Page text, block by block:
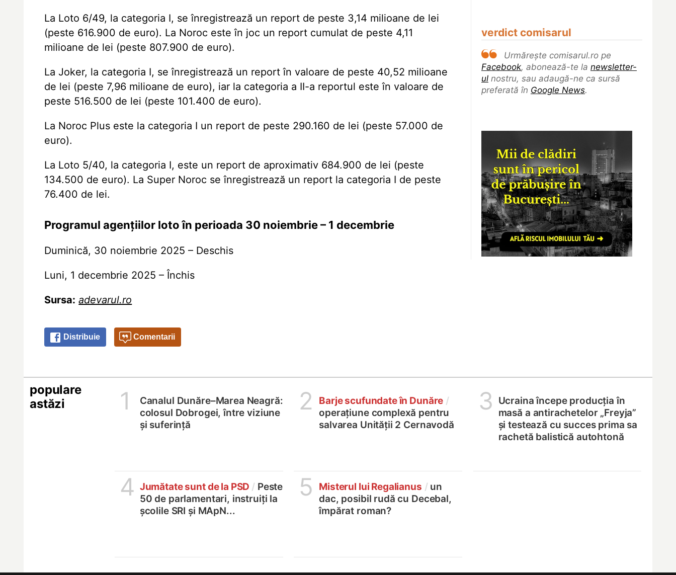
verdict comisarul
Urmărește comisarul.ro pe
Facebook, abonează-te la newsletter-
ul nostru, sau adaugă-ne ca sursă
preferată în Google News.
La Loto 6/49, la categoria I, se înregistrează un report de peste 3,14 milioane de lei
(peste 616.900 de euro). La Noroc este în joc un report cumulat de peste 4,11
milioane de lei (peste 807.900 de euro).
La Joker, la categoria I, se înregistrează un report în valoare de peste 40,52 milioane
de lei (peste 7,96 milioane de euro), iar la categoria a II-a reportul este în valoare de
peste 516.500 de lei (peste 101.400 de euro).
La Noroc Plus este la categoria I un report de peste 290.160 de lei (peste 57.000 de
euro).
La Loto 5/40, la categoria I, este un report de aproximativ 684.900 de lei (peste
134.500 de euro). La Super Noroc se înregistrează un report la categoria I de peste
76.400 de lei.
Programul agențiilor loto în perioada 30 noiembrie – 1 decembrie
Duminică, 30 noiembrie 2025 – Deschis
Luni, 1 decembrie 2025 – Închis
Sursa: adevarul.ro
Distribuie Comentarii
populare
astăzi
1
Canalul Dunăre–Marea Neagră:
colosul Dobrogei, între viziune
și suferință
2 Barje scufundate în Dunăre /
operațiune complexă pentru
salvarea Unității 2 Cernavodă
3
Ucraina începe producția în
masă a antirachetelor „Freyja”
și testează cu succes prima sa
rachetă balistică autohtonă
4 Jumătate sunt de la PSD / Peste
50 de parlamentari, instruiți la
școlile SRI și MApN...
5 Misterul lui Regalianus / un
dac, posibil rudă cu Decebal,
împărat roman?